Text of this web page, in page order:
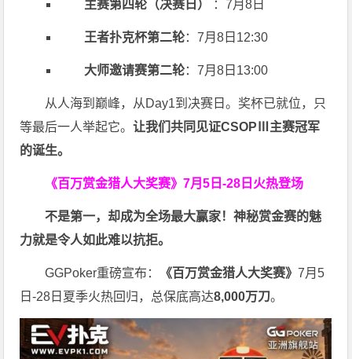
主赛第四轮（决赛日） ：7月8日
王者扑克杯第二轮：7月8日12:30
大师邀请赛第二轮：7月8日13:00
从人海到巅峰，从Day1到决赛日。奖杯已就位，只
等最后一人举起它。让我们共同见证CSOPⅢ主赛冠军
的诞生。
《百万赏金猎人大奖赛》7月5日-28日火热登场
不是第一，却成为全场最大赢家！神秘赏金赛的魅
力就是令人如此难以抗拒。
GGPoker重磅宣布： 《百万赏金猎人大奖赛》7月5
日-28日夏季火热回归，总保底高达8,000万刀。